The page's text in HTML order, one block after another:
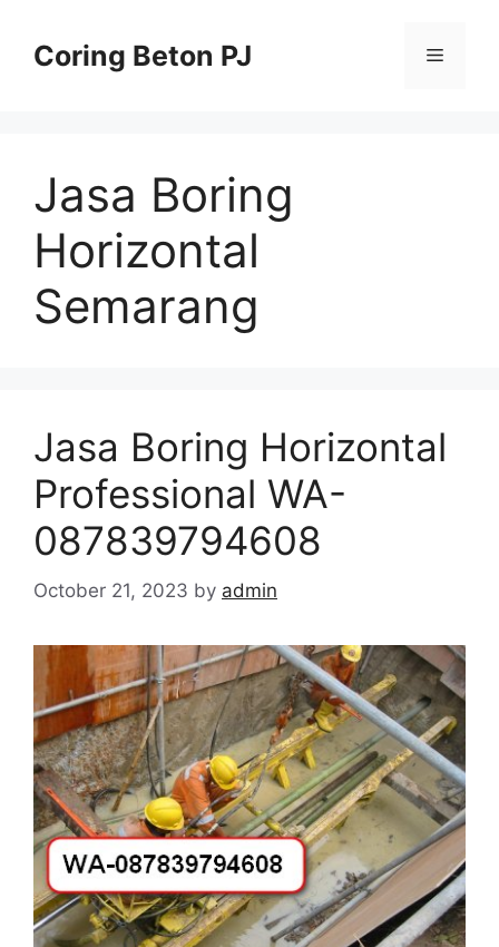
contentCoring Beton PJ Menu
Jasa Boring
Horizontal
Semarang
Jasa Boring Horizontal
Professional WA-
087839794608
October 21, 2023 by admin